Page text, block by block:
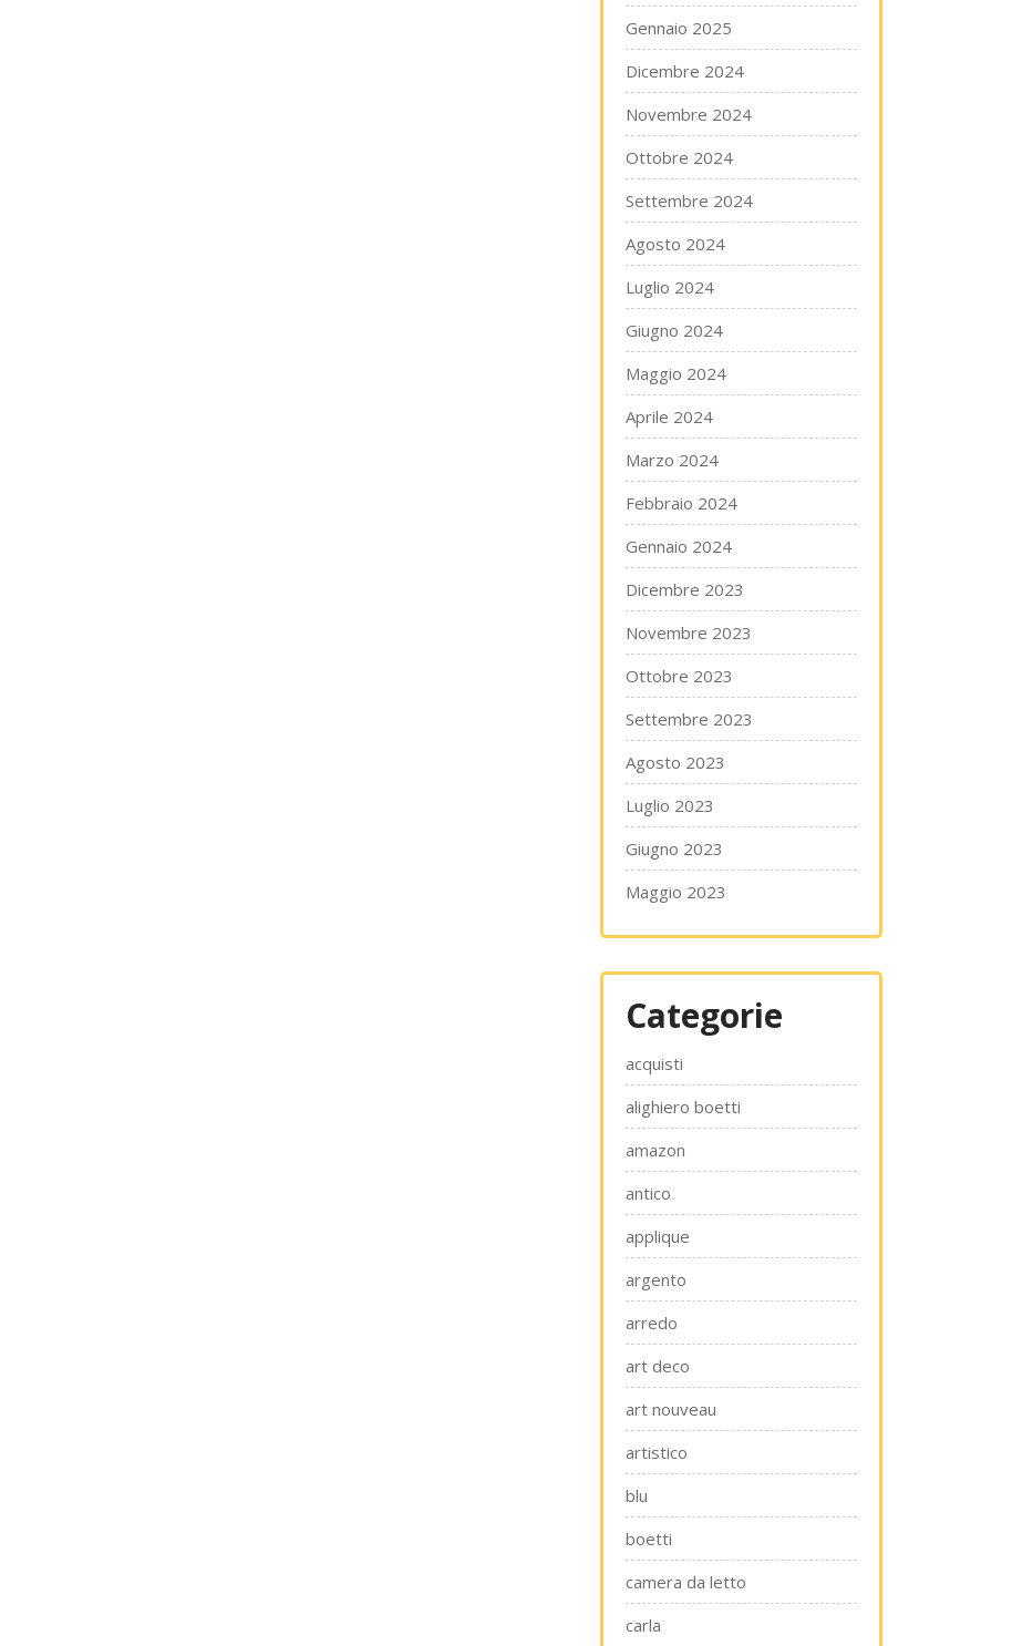
Gennaio 2025
Dicembre 2024
Novembre 2024
Ottobre 2024
Settembre 2024
Agosto 2024
Luglio 2024
Giugno 2024
Maggio 2024
Aprile 2024
Marzo 2024
Febbraio 2024
Gennaio 2024
Dicembre 2023
Novembre 2023
Ottobre 2023
Settembre 2023
Agosto 2023
Luglio 2023
Giugno 2023
Maggio 2023
Categorie
acquisti
alighiero boetti
amazon
antico
applique
argento
arredo
art deco
art nouveau
artistico
blu
boetti
camera da letto
carla